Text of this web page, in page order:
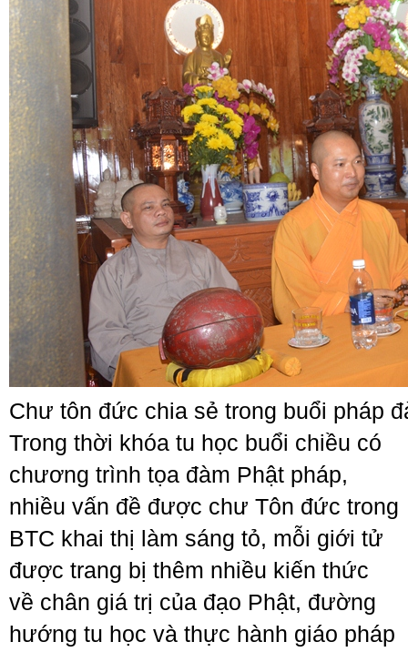
Chư tôn đức chia sẻ trong buổi pháp
Trong thời khóa tu học buổi chiều có
chương trình tọa đàm Phật pháp,
nhiều vấn đề được chư Tôn đức trong
BTC khai thị làm sáng tỏ, mỗi giới tử
được trang bị thêm nhiều kiến thức
về chân giá trị của đạo Phật, đường
hướng tu học và thực hành giáo pháp